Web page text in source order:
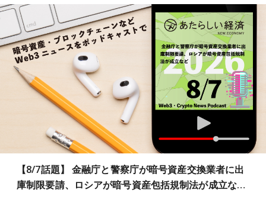
【8/7話題】 金融庁と警察庁が暗号資産交換業者に出
庫制限要請、ロシアが暗号資産包括規制法が成立な…